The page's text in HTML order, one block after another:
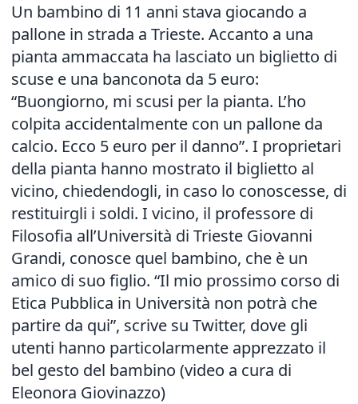
Un bambino di 11 anni stava giocando a
pallone in strada a Trieste. Accanto a una
pianta ammaccata ha lasciato un biglietto di
scuse e una banconota da 5 euro:
“Buongiorno, mi scusi per la pianta. L’ho
colpita accidentalmente con un pallone da
calcio. Ecco 5 euro per il danno”. I proprietari
della pianta hanno mostrato il biglietto al
vicino, chiedendogli, in caso lo conoscesse, di
restituirgli i soldi. I vicino, il professore di
Filosofia all’Università di Trieste Giovanni
Grandi, conosce quel bambino, che è un
amico di suo figlio. “Il mio prossimo corso di
Etica Pubblica in Università non potrà che
partire da qui”, scrive su Twitter, dove gli
utenti hanno particolarmente apprezzato il
bel gesto del bambino (video a cura di
Eleonora Giovinazzo)